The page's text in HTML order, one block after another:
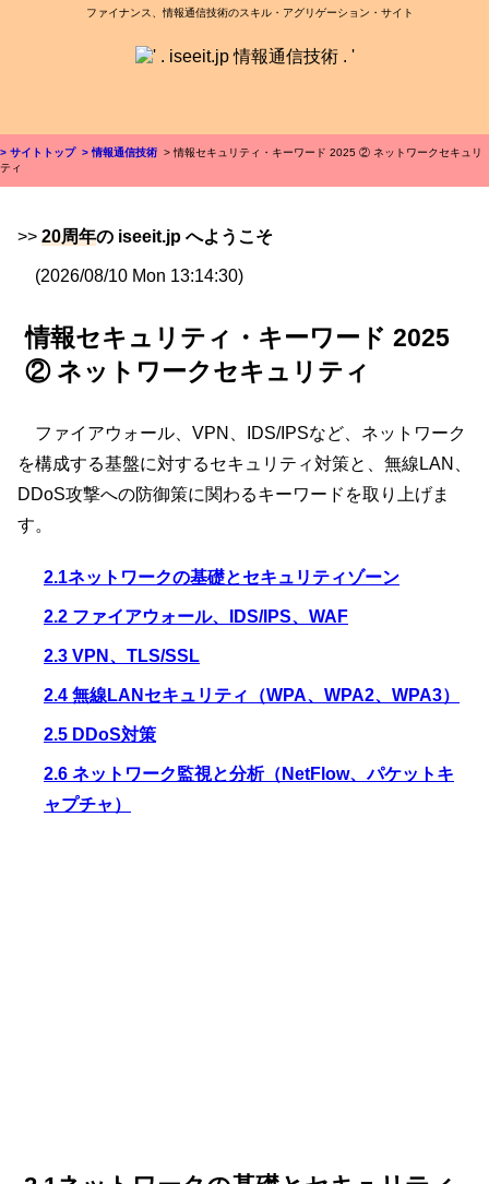
ファイナンス、情報通信技術のスキル・アグリゲーション・サイト
> サイトトップ > 情報通信技術 > 情報セキュリティ・キーワード 2025 ② ネットワークセキュリ
ティ
>> 20周年の iseeit.jp へようこそ
(2026/08/10 Mon 13:14:30)
情報セキュリティ・キーワード 2025
② ネットワークセキュリティ
ファイアウォール、VPN、IDS/IPSなど、ネットワーク
を構成する基盤に対するセキュリティ対策と、無線LAN、
DDoS攻撃への防御策に関わるキーワードを取り上げま
す。
2.1ネットワークの基礎とセキュリティゾーン
2.2 ファイアウォール、IDS/IPS、WAF
2.3 VPN、TLS/SSL
2.4 無線LANセキュリティ（WPA、WPA2、WPA3）
2.5 DDoS対策
2.6 ネットワーク監視と分析（NetFlow、パケットキ
ャプチャ）